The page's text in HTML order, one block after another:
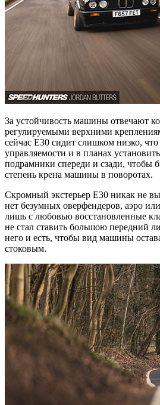
За устойчивость машины отвечают
регулируемыми верхними
сейчас Е30 сидит слишком низко, что
управляемости и в планах
подрамники спереди и сзади, чтобы
степень крена машины в поворотах.
Скромный экстерьер Е30 никак не
нет безумных оверфендеров, аэро
лишь с любовью восстановленные
не стал ставить большою передний
него и есть, чтобы вид машины
стоковым.